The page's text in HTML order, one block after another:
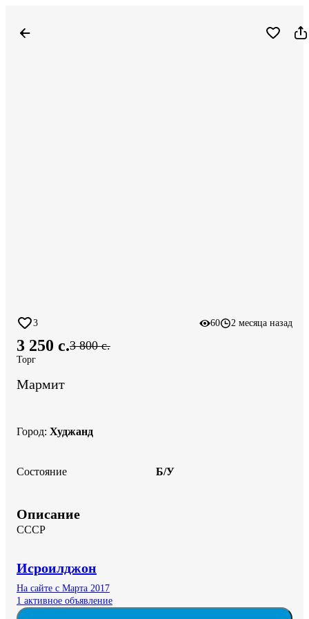
3 60 2 месяца назад
3 250 c.3 800 c.
Торг
Мармит
Город: Худжанд
Состояние Б/У
Описание
СССР
Исроилджон
На сайте с Марта 2017
1 активное объявление